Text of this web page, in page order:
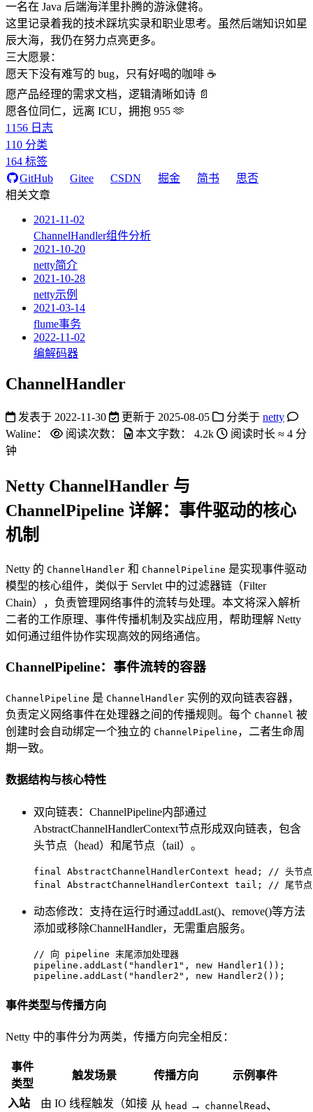
一名在 Java 后端海洋里扑腾的游泳健将。
这里记录着我的技术踩坑实录和职业思考。虽然后端知识如星
辰大海，我仍在努力点亮更多。
三大愿景：
愿天下没有难写的 bug，只有好喝的咖啡 ☕️
愿产品经理的需求文档，逻辑清晰如诗 📄
愿各位同仁，远离 ICU，拥抱 955 🫶
1156 日志
110 分类
164 标签
GitHub
Gitee CSDN 掘金 简书
思否
相关文章
2021-11-02
ChannelHandler组件分析
2021-10-20
netty简介
2021-10-28
netty示例
2021-03-14
flume事务
2022-11-02
编解码器
ChannelHandler
发表于 2022-11-30 更新于 2025-08-05 分类于 netty
Waline：
阅读次数： 本文字数： 4.2k 阅读时长 ≈ 4 分
钟
Netty ChannelHandler 与
ChannelPipeline 详解：事件驱动的核心
机制
Netty 的 ChannelHandler 和 ChannelPipeline 是实现事件驱动
模型的核心组件，类似于 Servlet 中的过滤器链（Filter
Chain），负责管理网络事件的流转与处理。本文将深入解析
二者的工作原理、事件传播机制及实战应用，帮助理解 Netty
如何通过组件协作实现高效的网络通信。
ChannelPipeline：事件流转的容器
ChannelPipeline 是 ChannelHandler 实例的双向链表容器，
负责定义网络事件在处理器之间的传播规则。每个 Channel 被
创建时会自动绑定一个独立的 ChannelPipeline ，二者生命周
期一致。
数据结构与核心特性
双向链表：ChannelPipeline内部通过
AbstractChannelHandlerContext节点形成双向链表，包含
头节点（head）和尾节点（tail）。
final AbstractChannelHandlerContext head;
// 头节点
final
AbstractChannelHandlerContext tail; // 尾节点
动态修改：支持在运行时通过addLast()、remove()等方法
添加或移除ChannelHandler，无需重启服务。
// 向 pipeline 末尾添加处理器
pipeline.addLast( "handler1" , new Handler1 ());
pipeline.addLast( "handler2" , new Handler2 ());
事件类型与传播方向
Netty 中的事件分为两类，传播方向完全相反：
事件
类型
触发场景 传播方向 示例事件
入站 由 IO 线程触发（如接 从 head → channelRead 、